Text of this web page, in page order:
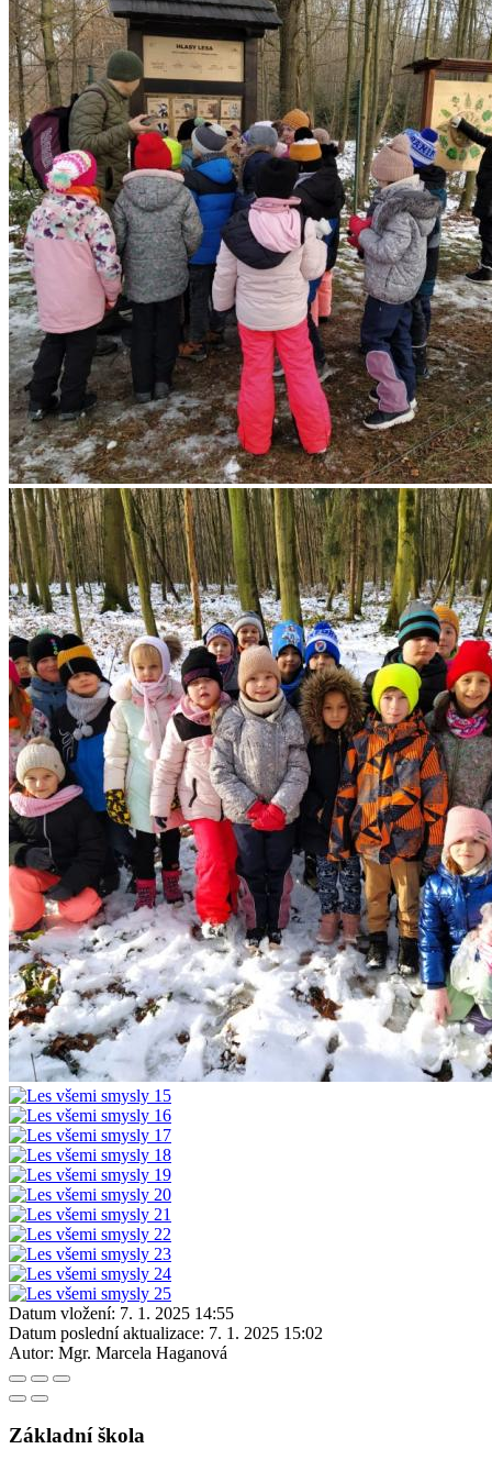
Datum vložení: 7. 1. 2025 14:55
Datum poslední aktualizace: 7. 1. 2025 15:02
Autor: Mgr. Marcela Haganová
Základní škola